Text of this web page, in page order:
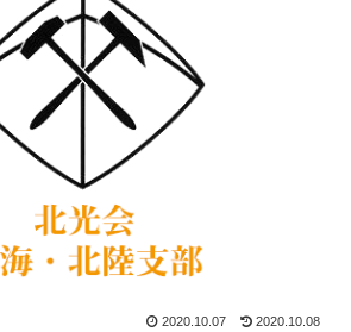
2020.10.07 2020.10.08